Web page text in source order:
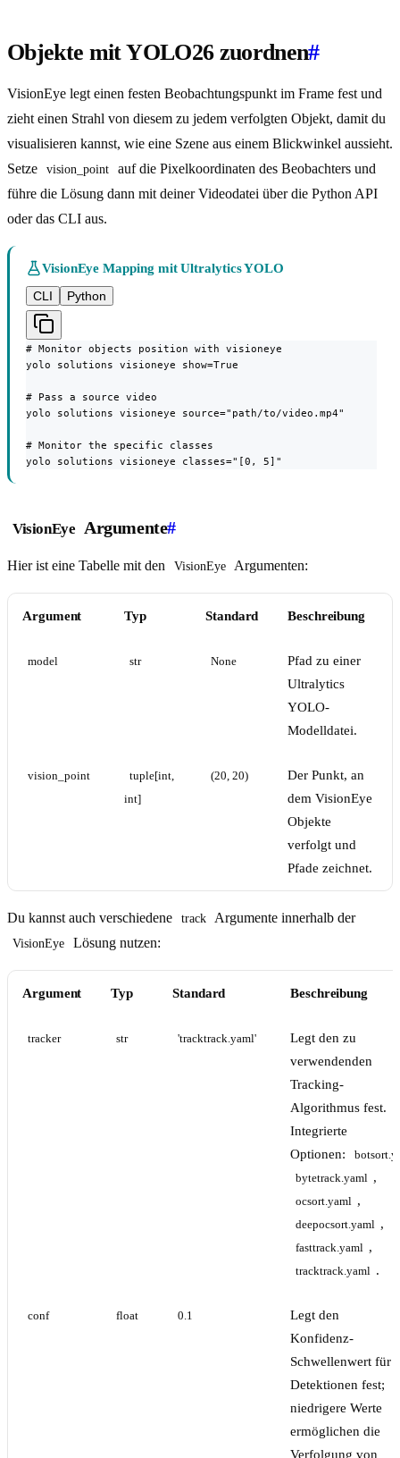
Objekte mit YOLO26 zuordnen#
VisionEye legt einen festen Beobachtungspunkt im Frame fest und
zieht einen Strahl von diesem zu jedem verfolgten Objekt, damit du
visualisieren kannst, wie eine Szene aus einem Blickwinkel aussieht.
Setze
vision_point
auf die Pixelkoordinaten des Beobachters und
führe die Lösung dann mit deiner Videodatei über die Python API
oder das CLI aus.
VisionEye Mapping mit Ultralytics YOLO
CLI
Python
# Monitor objects position with visioneye
yolo solutions visioneye show=True
# Pass a source video
yolo solutions visioneye source="path/to/video.mp4"
# Monitor the specific classes
yolo solutions visioneye classes="[0, 5]"
VisionEye Argumente#
Hier ist eine Tabelle mit den VisionEye Argumenten:
Argument Typ Standard Beschreibung
model str None
Pfad zu einer
Ultralytics
YOLO-
Modelldatei.
vision_point
tuple[int,
int]
(20, 20)
Der Punkt, an
dem VisionEye
Objekte
verfolgt und
Pfade zeichnet.
Du kannst auch verschiedene track Argumente innerhalb der
VisionEye Lösung nutzen:
Argument Typ Standard Beschreibung
tracker str 'tracktrack.yaml'
Legt den zu
verwendenden
Tracking-
Algorithmus fest.
Integrierte
Optionen:
bytetrack.yaml ,
ocsort.yaml ,
deepocsort.yaml ,
fasttrack.yaml ,
tracktrack.yaml .
conf float 0.1
Legt den
Konfidenz-
Schwellenwert für
Detektionen fest;
niedrigere Werte
ermöglichen die
Verfolgung von